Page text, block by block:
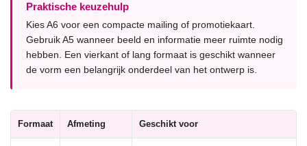
Praktische keuzehulp
Kies A6 voor een compacte mailing of promotiekaart.
Gebruik A5 wanneer beeld en informatie meer ruimte nodig
hebben. Een vierkant of lang formaat is geschikt wanneer
de vorm een belangrijk onderdeel van het ontwerp is.
Formaat Afmeting Geschikt voor